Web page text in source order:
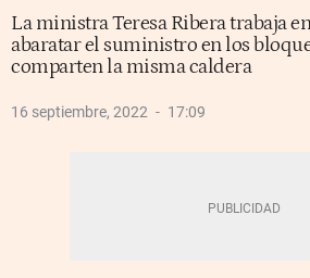
La ministra Teresa Ribera trabaja
abaratar el suministro en los
comparten la misma caldera
16 septiembre, 2022 17:09